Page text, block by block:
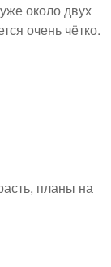
около двух
очень чётко.
планы на